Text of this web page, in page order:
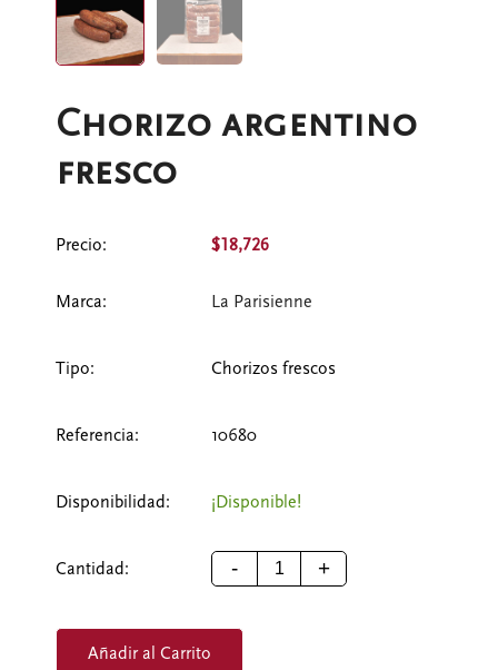
Chorizo argentino
fresco
Precio: $18,726
Marca: La Parisienne
Tipo: Chorizos frescos
Referencia: 10680
Disponibilidad: ¡Disponible!
Cantidad: - +
Añadir al Carrito